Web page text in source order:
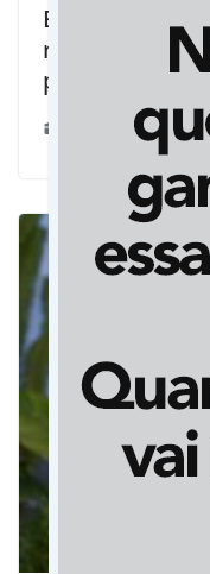
Em
reabilitação
produzidas em